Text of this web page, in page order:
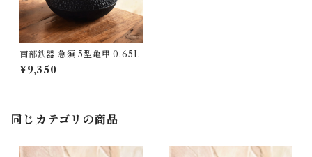
南部鉄器 急須 5型亀甲 0.65L
¥9,350
同じカテゴリの商品